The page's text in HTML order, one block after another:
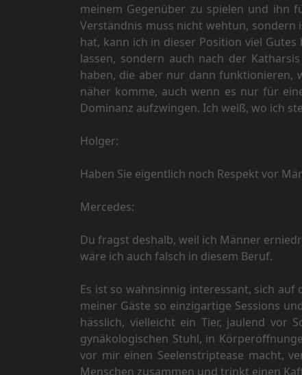
meinem Gegenüber zu spielen und ihn
Verständnis muss nicht wehtun, sondern
hat, kann ich in dieser Position viel
lassen, sondern auch nach der
haben, die aber nur dann funktionieren,
näher komme, auch wenn es nur für
Dominanz aufzwingen. Ich weiß, wo ich
Holger:
Haben Sie eigentlich noch Respekt vor
Mercedes:
Du fragst deshalb, weil ich Männer
wäre ich auch falsch in diesem Beruf.
Es ist so wahnsinnig interessant, sich
meiner Gäste so einzigartige Sessions
hässlich, vielleicht ein Tier, jaulend vor
gynäkologischen Stuhl, in
vor mir einen Seelenstriptease macht,
Menschen zusammen und trinkt einen